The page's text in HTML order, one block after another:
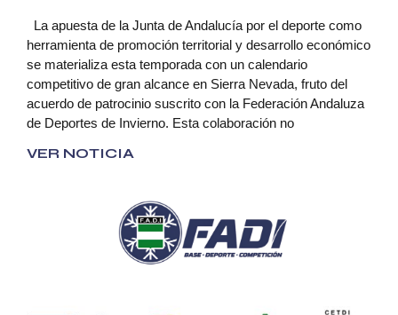
La apuesta de la Junta de Andalucía por el deporte como
herramienta de promoción territorial y desarrollo económico
se materializa esta temporada con un calendario
competitivo de gran alcance en Sierra Nevada, fruto del
acuerdo de patrocinio suscrito con la Federación Andaluza
de Deportes de Invierno. Esta colaboración no
VER NOTICIA